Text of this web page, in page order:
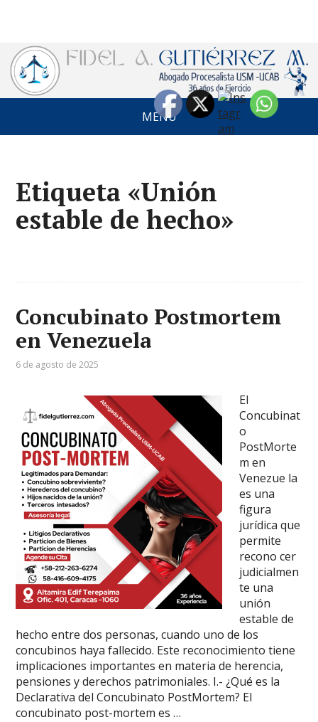
MENÚ
Etiqueta «Unión
estable de hecho»
Concubinato Postmortem
en Venezuela
6 de agosto de 2025
El
Concubinat
o
PostMorte
m en
Venezue la
es una
figura
jurídica que
permite
recono cer
judicialmen
te una
unión
estable de
hecho entre dos personas, cuando uno de los
concubinos haya fallecido. Este reconocimiento tiene
implicaciones importantes en materia de herencia,
pensiones y derechos patrimoniales. I.- ¿Qué es la
Declarativa del Concubinato PostMortem? El
concubinato post-mortem es …